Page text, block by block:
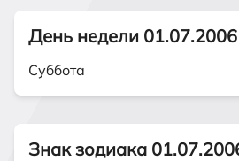
День недели 01.07.2006
Суббота
Знак зодиака